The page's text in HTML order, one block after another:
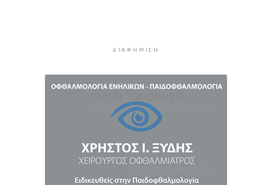
Ερμούπολιν! Η ιστορία ζωντανεύει
6 ώρες 6 λεπτά πρίν
ΔΙΑΦΉΜΙΣΗ